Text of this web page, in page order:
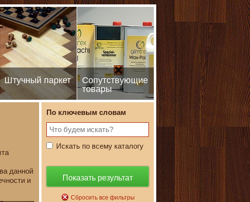
Штучный паркет Сопутствующие
товары
данной
и
По ключевым словам
Искать по всему каталогу
Показать результат
Сбросить все фильтры